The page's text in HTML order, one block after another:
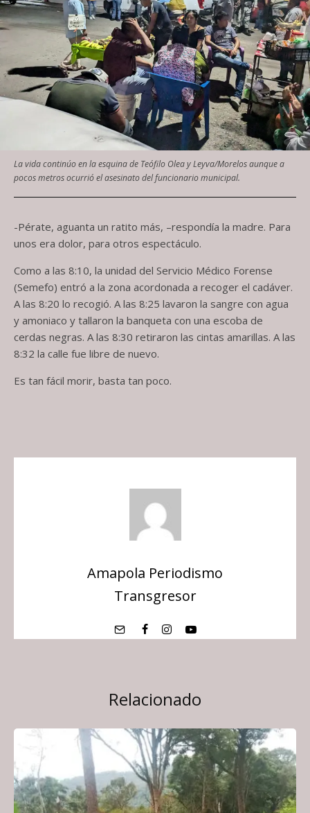
La vida continúo en la esquina de Teófilo Olea y Leyva/Morelos aunque a
pocos metros ocurrió el asesinato del funcionario municipal.
-Pérate, aguanta un ratito más, –respondía la madre. Para
unos era dolor, para otros espectáculo.
Como a las 8:10, la unidad del Servicio Médico Forense
(Semefo) entró a la zona acordonada a recoger el cadáver.
A las 8:20 lo recogió. A las 8:25 lavaron la sangre con agua
y amoniaco y tallaron la banqueta con una escoba de
cerdas negras. A las 8:30 retiraron las cintas amarillas. A las
8:32 la calle fue libre de nuevo.
Es tan fácil morir, basta tan poco.
Amapola Periodismo
Transgresor
Relacionado